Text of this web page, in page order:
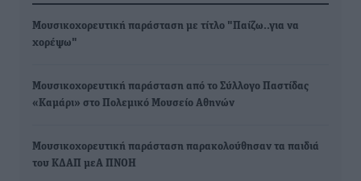
Μουσικοχορευτική παράσταση με τίτλο "Παίζω..για να
χορέψω"
Μουσικοχορευτική παράσταση από το Σύλλογο Παστίδας
«Καμάρι» στο Πολεμικό Μουσείο Αθηνών
Μουσικοχορευτική παράσταση παρακολούθησαν τα παιδιά
του ΚΔΑΠ μεΑ ΠΝΟΗ